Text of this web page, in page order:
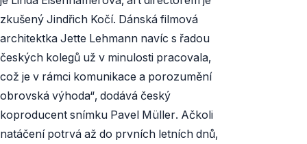
zkušený Jindřich Kočí. Dánská filmová
architektka Jette Lehmann navíc s řadou
českých kolegů už v minulosti pracovala,
což je v rámci komunikace a porozumění
obrovská výhoda“, dodává český
koproducent snímku Pavel Müller. Ačkoli
natáčení potrvá až do prvních letních dnů,